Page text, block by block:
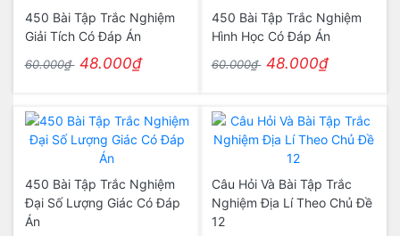
450 Bài Tập Trắc Nghiệm
Giải Tích Có Đáp Án
60.000₫ 48.000₫
450 Bài Tập Trắc Nghiệm
Hình Học Có Đáp Án
60.000₫ 48.000₫
450 Bài Tập Trắc Nghiệm
Đại Số Lượng Giác Có Đáp
Án
Câu Hỏi Và Bài Tập Trắc
Nghiệm Địa Lí Theo Chủ Đề
12